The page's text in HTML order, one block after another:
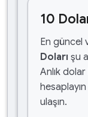
10
En güncel
Doları şu
Anlık
ulaşın.